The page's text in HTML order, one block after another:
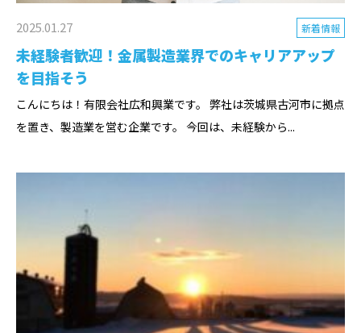
2025.01.27 新着情報
未経験者歓迎！金属製造業界でのキャリアアップ
を目指そう
こんにちは！有限会社広和興業です。 弊社は茨城県古河市に拠点
を置き、製造業を営む企業です。 今回は、未経験から...